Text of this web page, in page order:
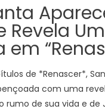
Revela
em
de *Renascer*,
com uma
de sua vida e de